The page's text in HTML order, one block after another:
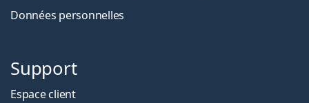
Données personnelles
Support
Espace client